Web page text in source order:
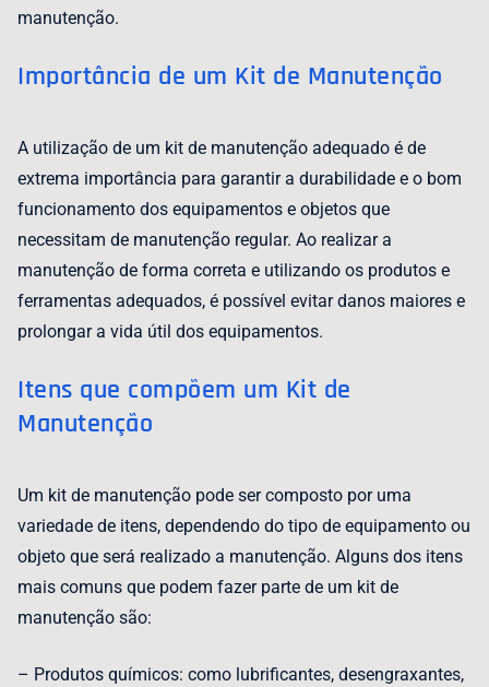
manutenção.
Importância de um Kit de Manutenção
A utilização de um kit de manutenção adequado é de
extrema importância para garantir a durabilidade e o bom
funcionamento dos equipamentos e objetos que
necessitam de manutenção regular. Ao realizar a
manutenção de forma correta e utilizando os produtos e
ferramentas adequados, é possível evitar danos maiores e
prolongar a vida útil dos equipamentos.
Itens que compõem um Kit de
Manutenção
Um kit de manutenção pode ser composto por uma
variedade de itens, dependendo do tipo de equipamento ou
objeto que será realizado a manutenção. Alguns dos itens
mais comuns que podem fazer parte de um kit de
manutenção são:
– Produtos químicos: como lubrificantes, desengraxantes,